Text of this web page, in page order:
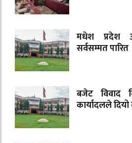
मधेश प्रदेश
सर्वसम्मत पारित
बजेट विवाद
कार्यादलले